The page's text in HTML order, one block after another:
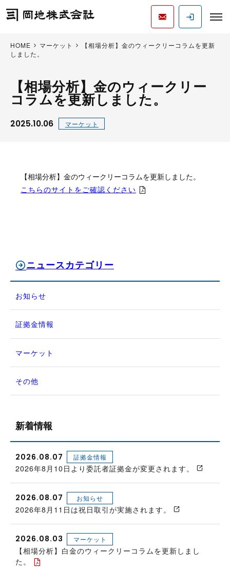
HOME マーケット
【相場分析】金のウィークリーコラムを更新
しました。
【相場分析】金のウィークリー
コラムを更新しました。
2025.10.06 マーケット
【相場分析】金のウィークリーコラムを更新しました。
こちらのサイトをご確認ください
ニュースカテゴリー
お知らせ
証拠金情報
マーケット
その他
新着情報
2026.08.07 証拠金情報
2026年8月10日より委託者証拠金が変更されます。
2026.08.07 お知らせ
2026年8月11日は祝日取引が実施されます。
2026.08.03 マーケット
【相場分析】白金のウィークリーコラムを更新しまし
た。